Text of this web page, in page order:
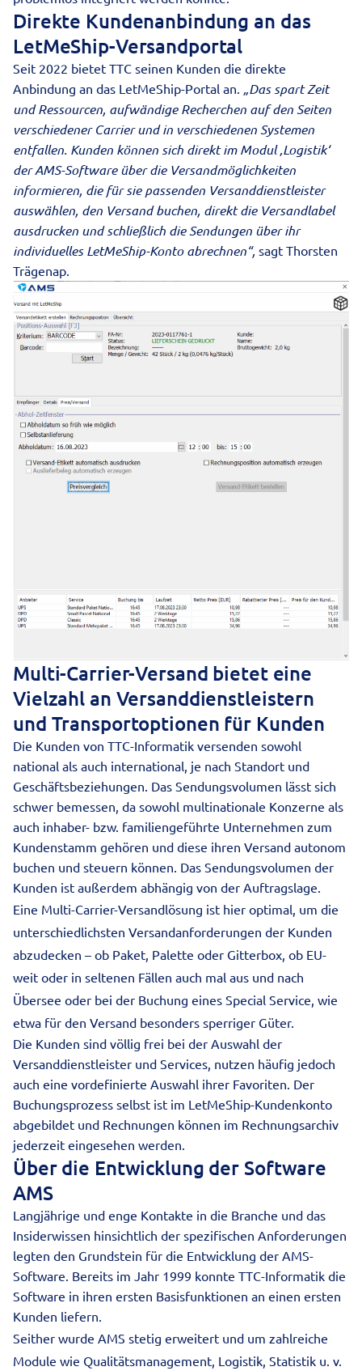
Direkte Kundenanbindung an das
LetMeShip-Versandportal
Seit 2022 bietet TTC seinen Kunden die direkte
Anbindung an das LetMeShip-Portal an. „Das spart Zeit
und Ressourcen, aufwändige Recherchen auf den Seiten
verschiedener Carrier und in verschiedenen Systemen
entfallen. Kunden können sich direkt im Modul ‚Logistik‘
der AMS-Software über die Versandmöglichkeiten
informieren, die für sie passenden Versanddienstleister
auswählen, den Versand buchen, direkt die Versandlabel
ausdrucken und schließlich die Sendungen über ihr
individuelles LetMeShip-Konto abrechnen“, sagt Thorsten
Trägenap.
Multi-Carrier-Versand bietet eine
Vielzahl an Versanddienstleistern
und Transportoptionen für Kunden
Die Kunden von TTC-Informatik versenden sowohl
national als auch international, je nach Standort und
Geschäftsbeziehungen. Das Sendungsvolumen lässt sich
schwer bemessen, da sowohl multinationale Konzerne als
auch inhaber- bzw. familiengeführte Unternehmen zum
Kundenstamm gehören und diese ihren Versand autonom
buchen und steuern können. Das Sendungsvolumen der
Kunden ist außerdem abhängig von der Auftragslage.
Eine Multi-Carrier-Versandlösung ist hier optimal, um die
unterschiedlichsten Versandanforderungen der Kunden
abzudecken – ob Paket, Palette oder Gitterbox, ob EU-
weit oder in seltenen Fällen auch mal aus und nach
Übersee oder bei der Buchung eines Special Service, wie
etwa für den Versand besonders sperriger Güter.
Die Kunden sind völlig frei bei der Auswahl der
Versanddienstleister und Services, nutzen häufig jedoch
auch eine vordefinierte Auswahl ihrer Favoriten. Der
Buchungsprozess selbst ist im LetMeShip-Kundenkonto
abgebildet und Rechnungen können im Rechnungsarchiv
jederzeit eingesehen werden.
Über die Entwicklung der Software
AMS
Langjährige und enge Kontakte in die Branche und das
Insiderwissen hinsichtlich der spezifischen Anforderungen
legten den Grundstein für die Entwicklung der AMS-
Software. Bereits im Jahr 1999 konnte TTC-Informatik die
Software in ihren ersten Basisfunktionen an einen ersten
Kunden liefern.
Seither wurde AMS stetig erweitert und um zahlreiche
Module wie Qualitätsmanagement, Logistik, Statistik u. v.